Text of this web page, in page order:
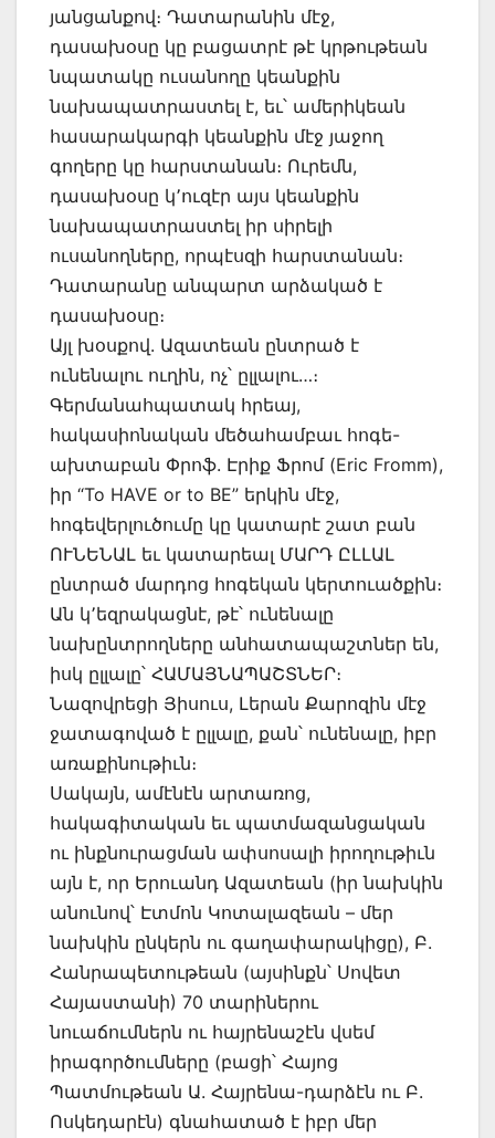
յանցանքով։ Դատարանին մէջ,
դասախօսը կը բացատրէ թէ կրթութեան
նպատակը ուսանողը կեանքին
նախապատրաստել է, եւ՝ ամերիկեան
հասարակարգի կեանքին մէջ յաջող
գողերը կը հարստանան։ Ուրեմն,
դասախօսը կ՚ուզէր այս կեանքին
նախապատրաստել իր սիրելի
ուսանողները, որպէսզի հարստանան։
Դատարանը անպարտ արձակած է
դասախօսը։
Այլ խօսքով. Ազատեան ընտրած է
ունենալու ուղին, ոչ՝ ըլլալու…։
Գերմանահպատակ հրեայ,
հակասիոնական մեծահամբաւ հոգե-
ախտաբան Փրոֆ. Էրիք Ֆրոմ (Eric Fromm),
իր “To HAVE or to BE” երկին մէջ,
հոգեվերլուծումը կը կատարէ շատ բան
ՈՒՆԵՆԱԼ եւ կատարեալ ՄԱՐԴ ԸԼԼԱԼ
ընտրած մարդոց հոգեկան կերտուածքին։
Ան կ՚եզրակացնէ, թէ՝ ունենալը
նախընտրողները անհատապաշտներ են,
իսկ ըլլալը՝ ՀԱՄԱՅՆԱՊԱՇՏՆԵՐ։
Նազովրեցի Յիսուս, Լերան Քարոզին մէջ
ջատագոված է ըլլալը, քան՝ ունենալը, իբր
առաքինութիւն։
Սակայն, ամէնէն արտառոց,
հակագիտական եւ պատմազանցական
ու ինքնուրացման ափսոսալի իրողութիւն
այն է, որ Երուանդ Ազատեան (իր նախկին
անունով՝ Էտմոն Կոտալազեան – մեր
նախկին ընկերն ու գաղափարակիցը), Բ.
Հանրապետութեան (այսինքն՝ Սովետ
Հայաստանի) 70 տարիներու
նուաճումներն ու հայրենաշէն վսեմ
իրագործումները (բացի՝ Հայոց
Պատմութեան Ա. Հայրենա-դարձէն ու Բ.
Ոսկեդարէն) գնահատած է իբր մեր